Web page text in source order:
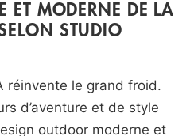
ET MODERNE DE LA
STUDIO
réinvente le grand froid.
d’aventure et de style
outdoor moderne et